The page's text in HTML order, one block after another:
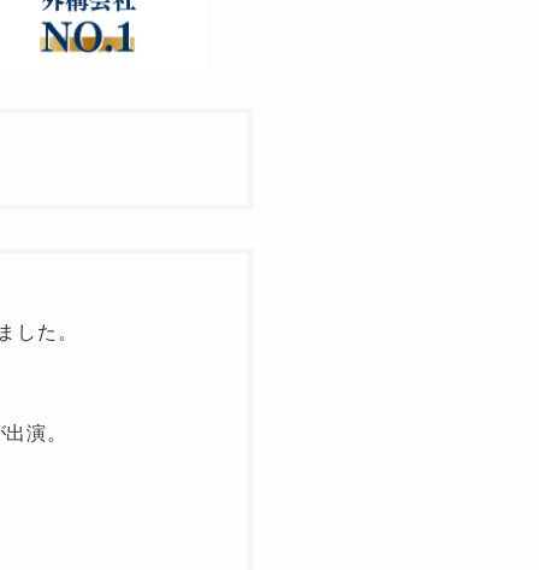
た。
演。